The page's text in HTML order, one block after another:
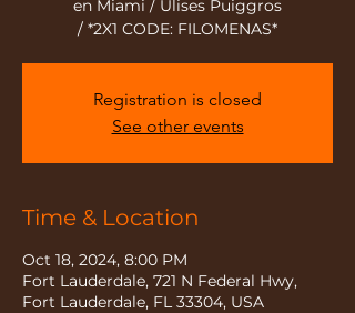
en Miami / Ulises Puiggros
/ *2X1 CODE: FILOMENAS*
Registration is closed
See other events
Time & Location
Oct 18, 2024, 8:00 PM
Fort Lauderdale, 721 N Federal Hwy,
Fort Lauderdale, FL 33304, USA